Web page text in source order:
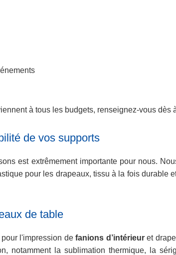
à tous les budgets, renseignez-vous dès
de vos supports
est extrêmement importante pour nous.
pour les drapeaux, tissu à la fois durable
de table
l'impression de fanions d’intérieuret
notamment la sublimation thermique, la